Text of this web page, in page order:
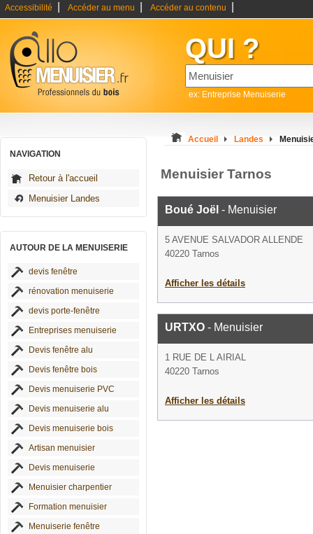
Accessibilité Accéder au menu Accéder au contenu
QUI ?
ex: Entreprise Menuiserie
NAVIGATION
Retour à l'accueil
Menuisier Landes
AUTOUR DE LA MENUISERIE
devis fenêtre
rénovation menuiserie
devis porte-fenêtre
Entreprises menuiserie
Devis fenêtre alu
Devis fenêtre bois
Devis menuiserie PVC
Devis menuiserie alu
Devis menuiserie bois
Artisan menuisier
Devis menuiserie
Menuisier charpentier
Formation menuisier
Menuiserie fenêtre
Accueil Landes
Menuisier Tarnos
Boué Joël - Menuisier
5 AVENUE SALVADOR ALLENDE
40220 Tarnos
Afficher les détails
URTXO - Menuisier
1 RUE DE L AIRIAL
40220 Tarnos
Afficher les détails